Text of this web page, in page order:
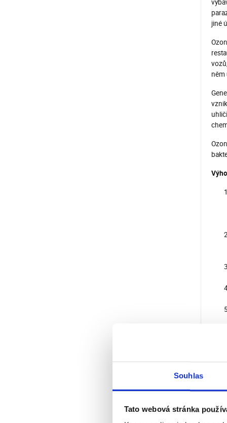
Souhlas
Tato webová stránka
jiné
něm
Do
IQ-